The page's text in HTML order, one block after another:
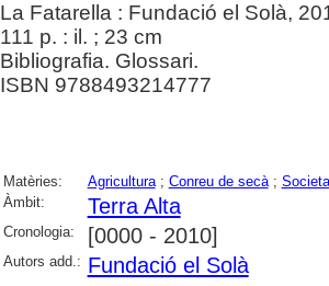
La Fatarella : Fundació el Solà,
111 p. : il. ; 23 cm
Bibliografia. Glossari.
ISBN 9788493214777
Matèries: Agricultura; Conreu de secà;
Àmbit:
Terra Alta
Cronologia: [0000 - 2010]
Autors add.: Fundació el Solà